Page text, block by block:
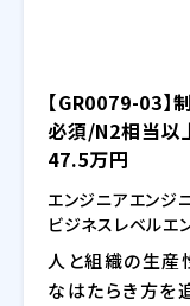
【GR0079-03
必須/N2相当以
47.5万円
エンジニアエンジ
ビジネスレベルエ
人と組織の生産
なはたらき方を